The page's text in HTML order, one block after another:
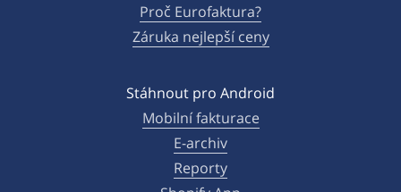
Proč Eurofaktura?
Záruka nejlepší ceny
Stáhnout pro Android
Mobilní fakturace
E-archiv
Reporty